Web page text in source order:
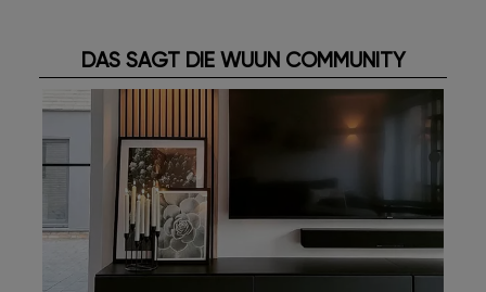
DAS SAGT DIE WUUN COMMUNITY